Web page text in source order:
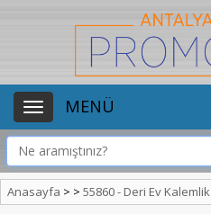
MENÜ
Anasayfa > > 55860 - Deri Ev Kalemlik